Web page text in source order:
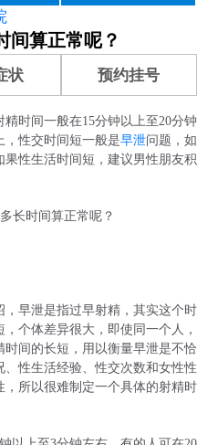
间算正常呢？
状 预约挂号
时间一般在15分钟以上至20分钟
，性交时间短一般是早泄问题，如
性生活时间短，建议男性朋友积
，早泄是指过早射精，其实这个时
个体差异很大，即使同一个人，
间的长短，用以衡量早泄是不恰
性生活经验、性交次数和女性性
所以很难制定一个具体的射精时